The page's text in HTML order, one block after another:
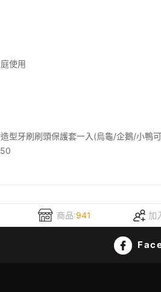
使用
型牙刷刷頭保護套一入(烏龜/企鵝/小鴨
商品:941 加